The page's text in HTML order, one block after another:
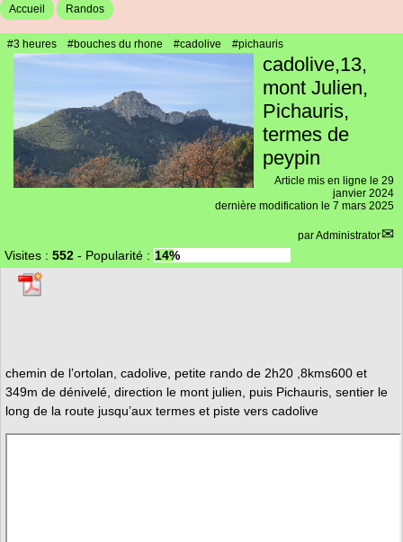
Accueil Randos
#3 heures #bouches du rhone #cadolive #pichauris
cadolive,13,
mont Julien,
Pichauris,
termes de
peypin
Article mis en ligne le 29
janvier 2024
dernière modification le 7 mars 2025
parAdministrator
Visites : 552 - Popularité : 14%
chemin de l’ortolan, cadolive, petite rando de 2h20 ,8kms600 et
349m de dénivelé, direction le mont julien, puis Pichauris, sentier le
long de la route jusqu’aux termes et piste vers cadolive